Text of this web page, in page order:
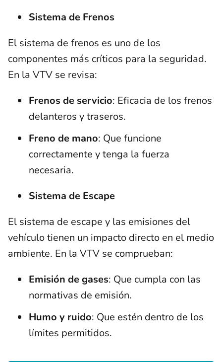
Sistema de Frenos
El sistema de frenos es uno de los
componentes más críticos para la seguridad.
En la VTV se revisa:
Frenos de servicio: Eficacia de los frenos
delanteros y traseros.
Freno de mano: Que funcione
correctamente y tenga la fuerza
necesaria.
Sistema de Escape
El sistema de escape y las emisiones del
vehículo tienen un impacto directo en el medio
ambiente. En la VTV se comprueban:
Emisión de gases: Que cumpla con las
normativas de emisión.
Humo y ruido: Que estén dentro de los
límites permitidos.